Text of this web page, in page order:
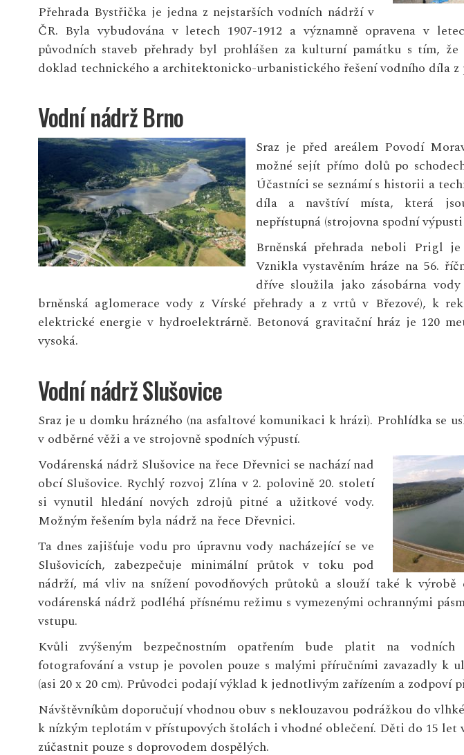
Přehrada Bystřička je jedna z nejstarších vodních nádrží v
ČR. Byla vybudována v letech 1907-1912 a významně opravena v
původních staveb přehrady byl prohlášen za kulturní památku s tím,
doklad technického a architektonicko-urbanistického řešení vodního díla z
Vodní nádrž Brno
Sraz je před areálem Povodí
možné sejít přímo dolů po
Účastníci se seznámí s historii a
díla a navštíví místa, která
nepřístupná (strojovna spodní
Brněnská přehrada neboli Prigl
Vznikla vystavěním hráze na 56.
dříve sloužila jako zásobárna
brněnská aglomerace vody z Vírské přehrady a z vrtů v Březové), k
elektrické energie v hydroelektrárně. Betonová gravitační hráz je 120
vysoká.
Vodní nádrž Slušovice
Sraz je u domku hrázného (na asfaltové komunikaci k hrázi). Prohlídka se
v odběrné věži a ve strojovně spodních výpustí.
Vodárenská nádrž Slušovice na řece Dřevnici se nachází nad
obcí Slušovice. Rychlý rozvoj Zlína v 2. polovině 20. století
si vynutil hledání nových zdrojů pitné a užitkové vody.
Možným řešením byla nádrž na řece Dřevnici.
Ta dnes zajišťuje vodu pro úpravnu vody nacházející se ve
Slušovicích, zabezpečuje minimální průtok v toku pod
nádrží, má vliv na snížení povodňových průtoků a slouží také k výrobě
vodárenská nádrž podléhá přísnému režimu s vymezenými ochrannými
vstupu.
Kvůli zvýšeným bezpečnostním opatřením bude platit na vodních
fotografování a vstup je povolen pouze s malými příručními zavazadly k
(asi 20 x 20 cm). Průvodci podají výklad k jednotlivým zařízením a zodpoví
Návštěvníkům doporučují vhodnou obuv s neklouzavou podrážkou do
k nízkým teplotám v přístupových štolách i vhodné oblečení. Děti do 15 let
zúčastnit pouze s doprovodem dospělých.